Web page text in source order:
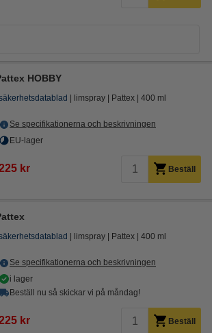
HOBBY
limspray Pattex 400 ml
Se specifikationerna och beskrivningen
EU-lager
kr Beställ
limspray Pattex 400 ml
Se specifikationerna och beskrivningen
i lager
Beställ nu så skickar vi på måndag!
kr Beställ